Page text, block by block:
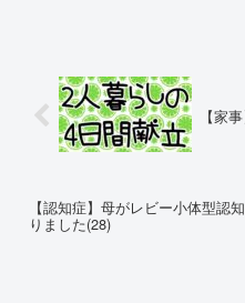
【家
【認知症】母がレビー小体型認
りました(28)